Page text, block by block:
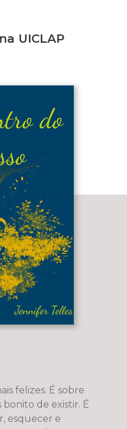
UICLAP
felizes. É sobre
bonito de existir. É
esquecer e